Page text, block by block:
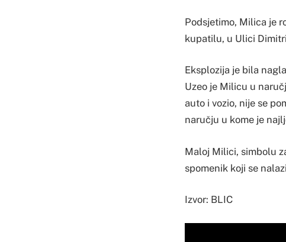
Podsjetimo, Milica je
kupatilu, u Ulici
Eksplozija je bila
Uzeo je Milicu u
auto i vozio, nije se
naručju u kome je
Maloj Milici, simbolu
spomenik koji se
Izvor: BLIC